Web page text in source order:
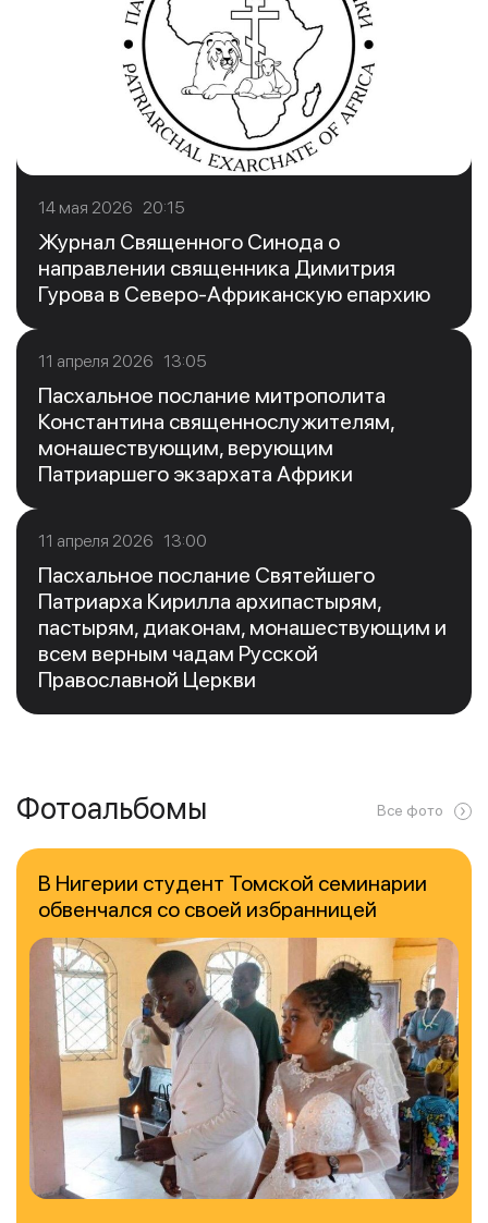
14 мая 2026 20:15
Журнал Священного Синода о
направлении священника Димитрия
Гурова в Северо-Африканскую епархию
11 апреля 2026 13:05
Пасхальное послание митрополита
Константина священнослужителям,
монашествующим, верующим
Патриаршего экзархата Африки
11 апреля 2026 13:00
Пасхальное послание Святейшего
Патриарха Кирилла архипастырям,
пастырям, диаконам, монашествующим и
всем верным чадам Русской
Православной Церкви
Фотоальбомы Все фото
В Нигерии студент Томской семинарии
обвенчался со своей избранницей